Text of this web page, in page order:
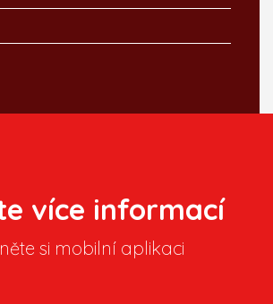
více informací
si mobilní aplikaci